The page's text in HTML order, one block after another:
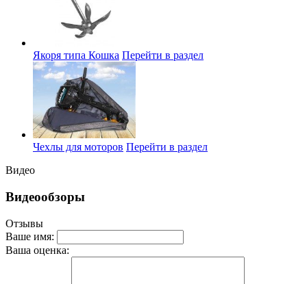
Якоря типа Кошка Перейти в раздел
Чехлы для моторов Перейти в раздел
Видео
Видеообзоры
Отзывы
Ваше имя:
Ваша оценка: